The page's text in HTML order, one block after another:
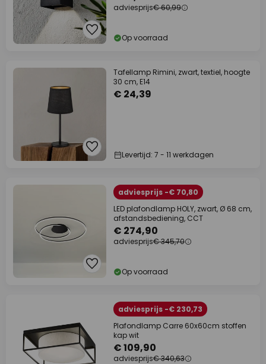
adviesprijs€ 60,99
Op voorraad
Tafellamp Rimini, zwart, textiel, hoogte
30 cm, E14
€ 24,39
Levertijd: 7 - 11 werkdagen
adviesprijs -€ 70,80
LED plafondlamp HOLY, zwart, Ø 68 cm,
afstandsbediening, CCT
€ 274,90
adviesprijs€ 345,70
Op voorraad
adviesprijs -€ 230,73
Plafondlamp Carre 60x60cm stoffen
kap wit
€ 109,90
adviesprijs€ 340,63